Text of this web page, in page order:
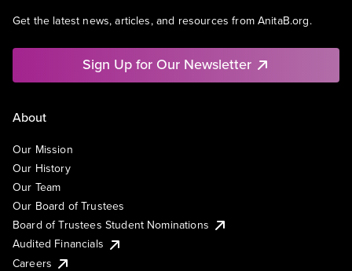
Get the latest news, articles, and resources from AnitaB.org.
Sign Up for Our Newsletter
About
Our Mission
Our History
Our Team
Our Board of Trustees
Board of Trustees Student Nominations
Audited Financials
Careers